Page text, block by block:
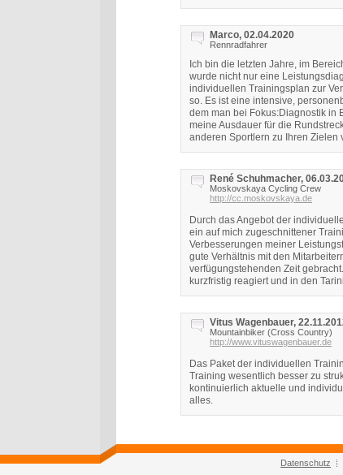
Marco, 02.04.2020
Rennradfahrer
Ich bin die letzten Jahre, im
wurde nicht nur eine
individuellen Trainingsplan zur
so. Es ist eine intensive,
dem man bei Fokus:Diagnostik in
meine Ausdauer für die
anderen Sportlern zu Ihren Zielen
René Schuhmacher,
Moskovskaya Cycling Crew
http://cc.moskovskaya.de
Durch das Angebot der
ein auf mich zugeschnittener
Verbesserungen meiner
gute Verhältnis mit den
verfügungstehenden Zeit
kurzfristig reagiert und in den
Vitus Wagenbauer,
Mountainbiker (Cross Country)
http://www.vituswagenbauer.de
Das Paket der individuellen
Training wesentlich besser zu
kontinuierlich aktuelle und
alles.
Datenschutz